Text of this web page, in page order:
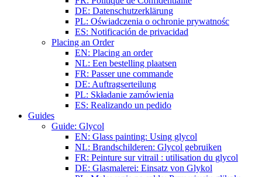
DE: Datenschutzerklärung
PL: Oświadczenia o ochronie prywatnośc
ES: Notificación de privacidad
Placing an Order
EN: Placing an order
NL: Een bestelling plaatsen
FR: Passer une commande
DE: Auftragserteilung
PL: Składanie zamówienia
ES: Realizando un pedido
Guides
Guide: Glycol
EN: Glass painting: Using glycol
NL: Brandschilderen: Glycol gebruiken
FR: Peinture sur vitrail : utilisation du glycol
DE: Glasmalerei: Einsatz von Glykol